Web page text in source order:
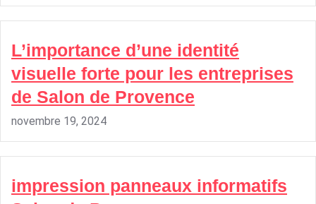
L’importance d’une identité
visuelle forte pour les entreprises
de Salon de Provence
novembre 19, 2024
impression panneaux informatifs